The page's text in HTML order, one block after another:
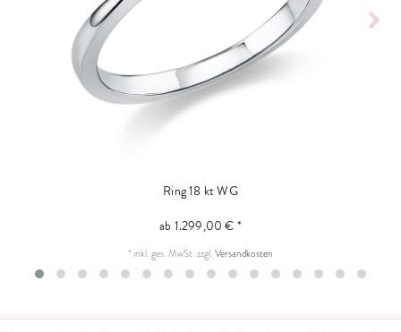
Ring 18 kt WG
ab 1.299,00 € *
* inkl. ges. MwSt.zzgl.Versandkosten